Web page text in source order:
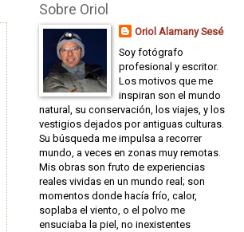
Sobre Oriol
Oriol Alamany Sesé
Soy fotógrafo
profesional y escritor.
Los motivos que me
inspiran son el mundo
natural, su conservación, los viajes, y los
vestigios dejados por antiguas culturas.
Su búsqueda me impulsa a recorrer
mundo, a veces en zonas muy remotas.
Mis obras son fruto de experiencias
reales vividas en un mundo real; son
momentos donde hacía frío, calor,
soplaba el viento, o el polvo me
ensuciaba la piel, no inexistentes